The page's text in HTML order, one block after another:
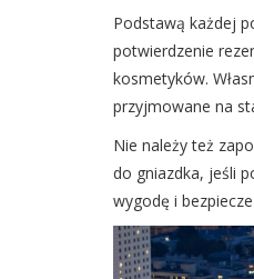
Podstawą każdej
potwierdzenie
kosmetyków.
przyjmowane na
Nie należy też
do gniazdka, jeśli
wygodę i